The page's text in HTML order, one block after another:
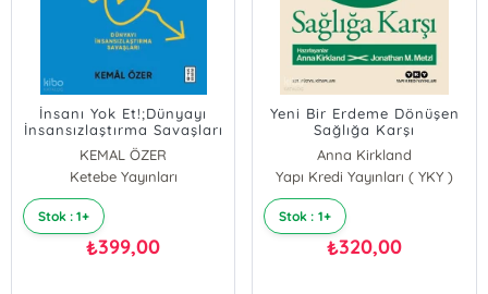
İnsanı Yok Et!;Dünyayı
İnsansızlaştırma Savaşları
KEMAL ÖZER
Ketebe Yayınları
Stok : 1+
₺399,00
Yeni Bir Erdeme Dönüşen
Sağlığa Karşı
Anna Kirkland
Jonathan M. Metzl
Yapı Kredi Yayınları ( YKY )
Stok : 1+
₺320,00